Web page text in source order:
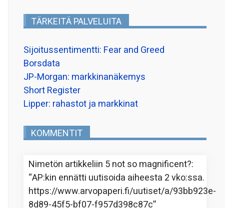
TÄRKEITÄ PALVELUITA
Sijoitussentimentti: Fear and Greed
Borsdata
JP-Morgan: markkinanäkemys
Short Register
Lipper: rahastot ja markkinat
KOMMENTIT
Nimetön artikkeliin 5 not so magnificent?:
“AP:kin ennätti uutisoida aiheesta 2 vko:ssa.
https://www.arvopaperi.fi/uutiset/a/93bb923e-
8d89-45f5-bf07-f957d398c87c”